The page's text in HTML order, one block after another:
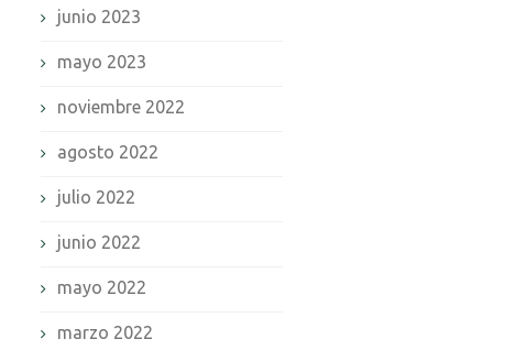
junio 2023
mayo 2023
noviembre 2022
agosto 2022
julio 2022
junio 2022
mayo 2022
marzo 2022